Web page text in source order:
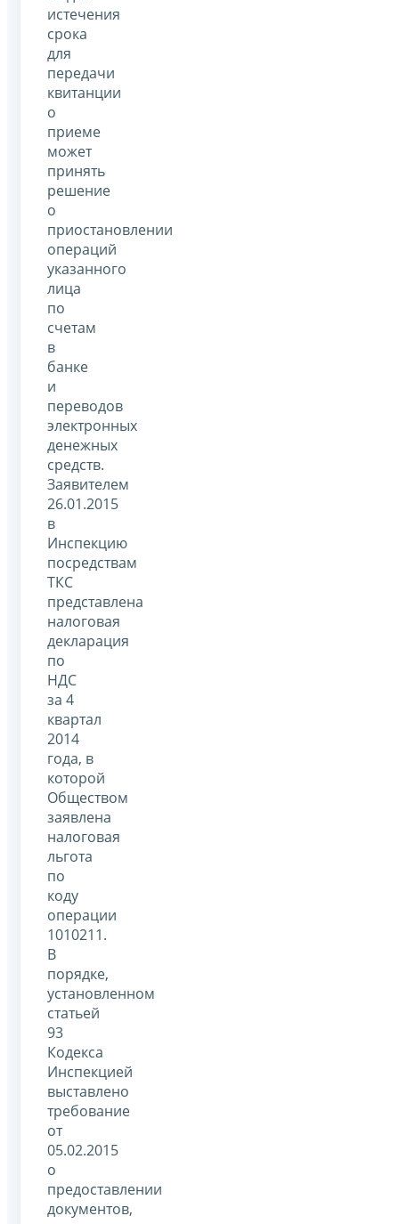
истечения
срока
для
передачи
квитанции
о
приеме
может
принять
решение
о
приостановлении
операций
указанного
лица
по
счетам
в
банке
и
переводов
электронных
денежных
средств.
Заявителем
26.01.2015
в
Инспекцию
посредствам
ТКС
представлена
налоговая
декларация
по
НДС
за 4
квартал
2014
года, в
которой
Обществом
заявлена
налоговая
льгота
по
коду
операции
1010211.
В
порядке,
установленном
статьей
93
Кодекса
Инспекцией
выставлено
требование
от
05.02.2015
о
предоставлении
документов,